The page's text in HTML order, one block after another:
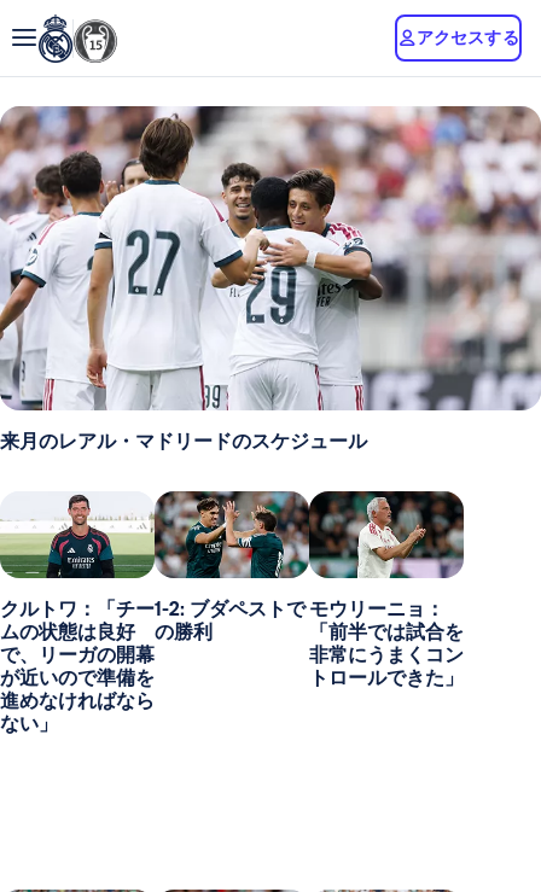
アクセスする
来月のレアル・マドリードのスケジュール
クルトワ：「チー
ムの状態は良好
で、リーガの開幕
が近いので準備を
進めなければなら
ない」
1-2: ブダペストで
の勝利
モウリーニョ：
「前半では試合を
非常にうまくコン
トロールできた」